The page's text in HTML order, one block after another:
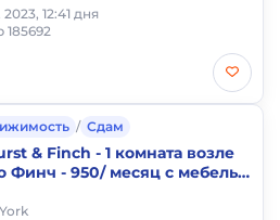
2023, 12:41 дня
/ Сдам
& Finch - 1 комната возле
месяц с мебелью